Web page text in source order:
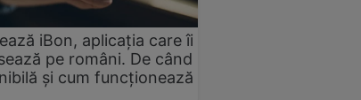
iBon, aplicația care îi
pe români. De când
și cum funcționează